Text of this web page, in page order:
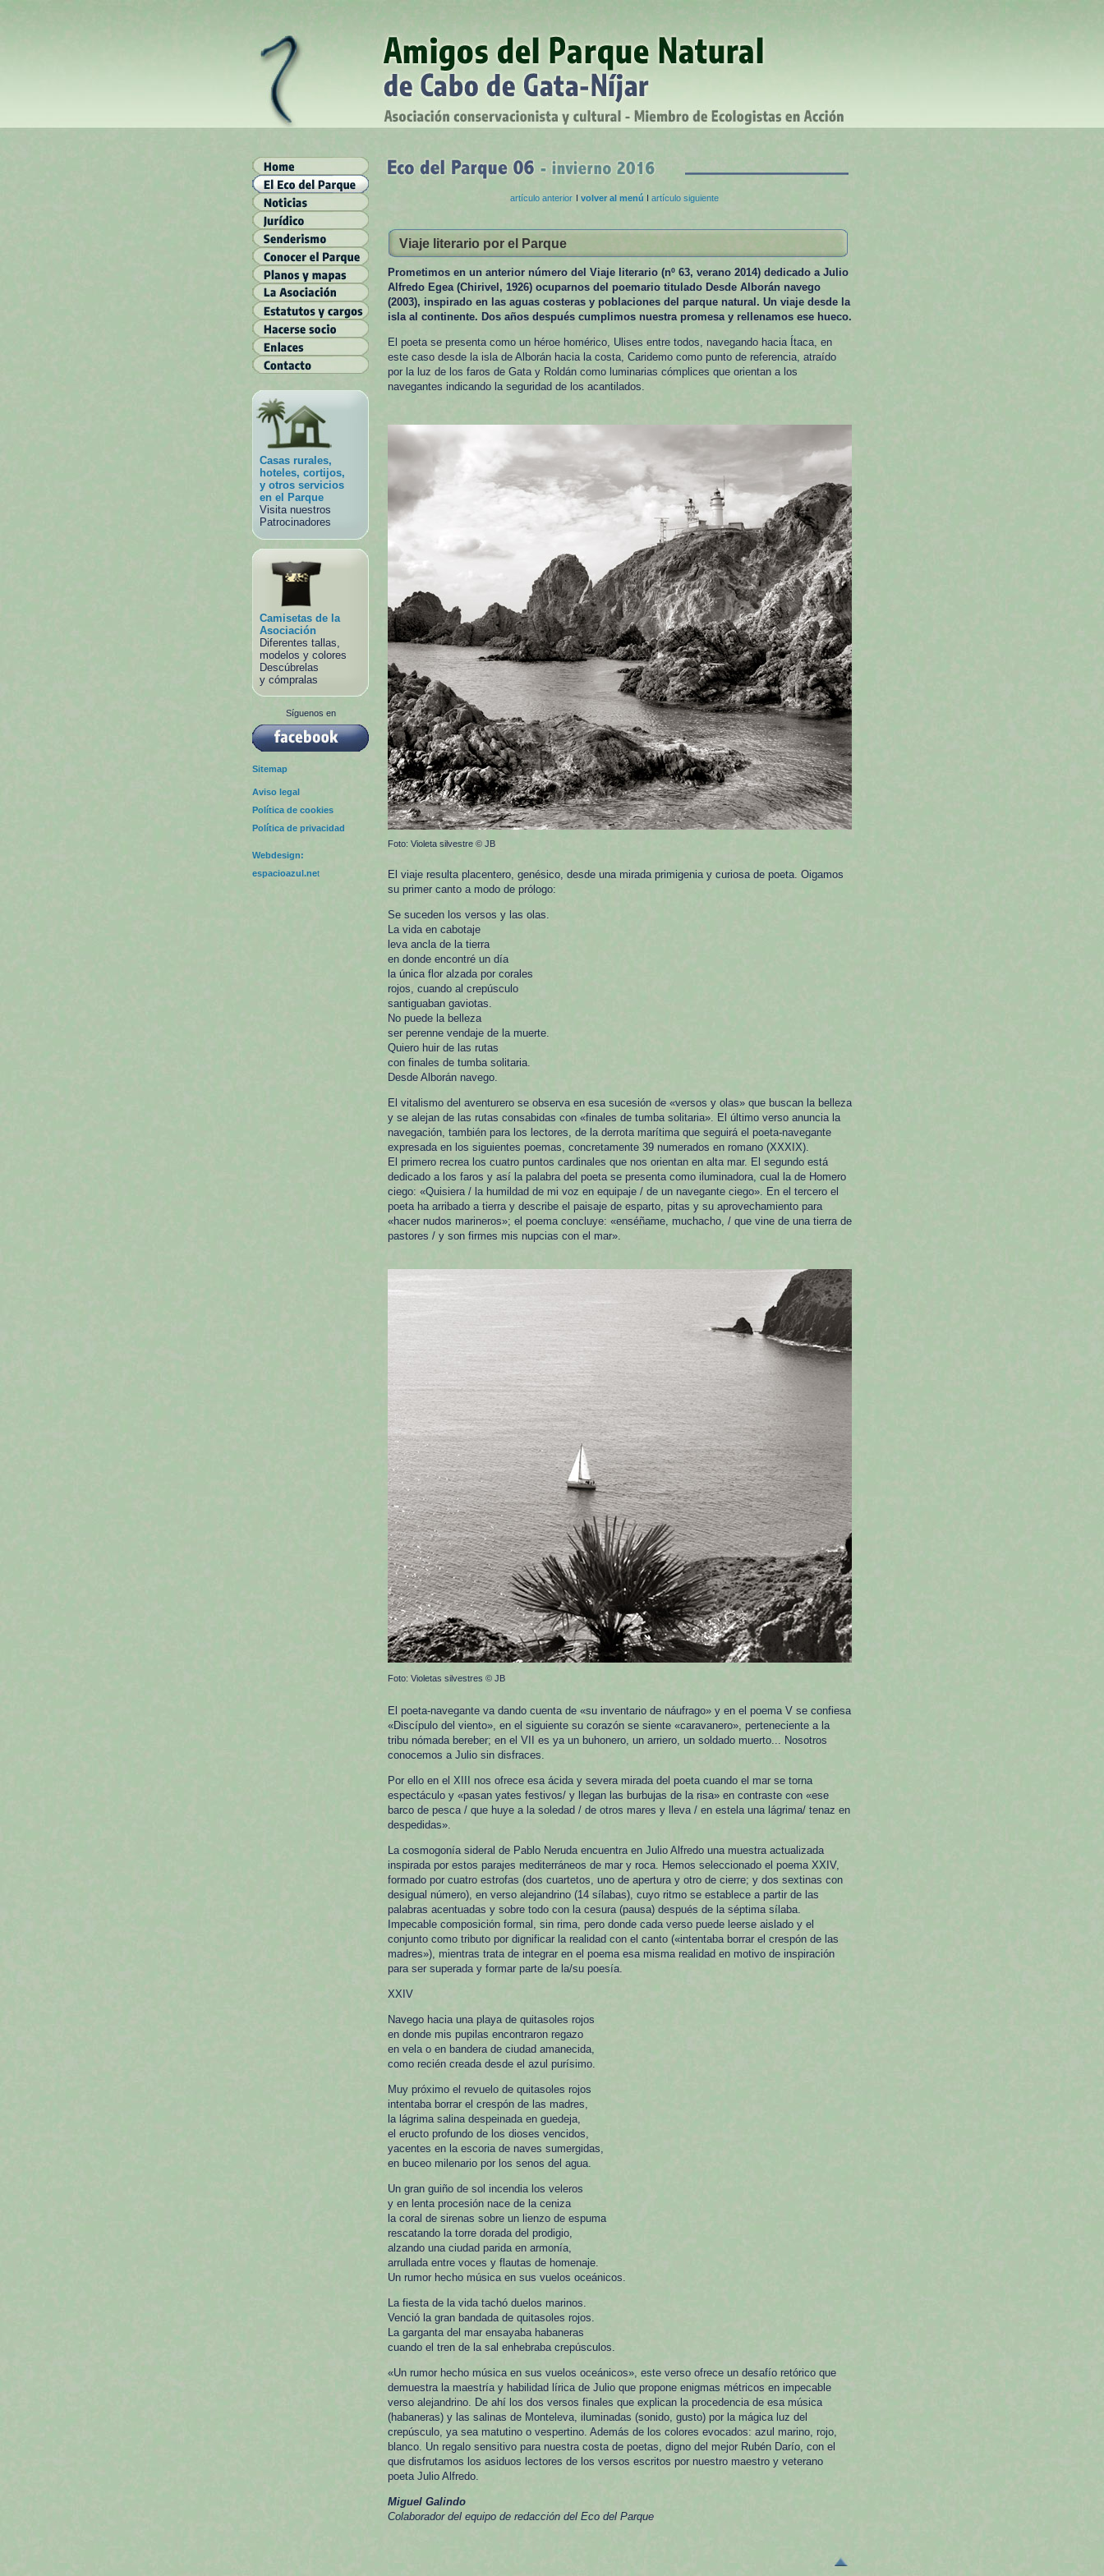
Casas rurales,
hoteles, cortijos,
y otros servicios
en el Parque
Visita nuestros
Patrocinadores
Camisetas de la
Asociación
Diferentes tallas,
modelos y colores
Descúbrelas
y cómpralas
Síguenos en
Sitemap
Aviso legal
Política de cookies
Política de privacidad
Webdesign:
espacioazul.net
artículo anterior I volver al menú I artículo siguiente
Viaje literario por el Parque
Prometimos en un anterior número del Viaje literario (nº 63, verano 2014) dedicado a Julio
Alfredo Egea (Chirivel, 1926) ocuparnos del poemario titulado Desde Alborán navego
(2003), inspirado en las aguas costeras y poblaciones del parque natural. Un viaje desde la
isla al continente. Dos años después cumplimos nuestra promesa y rellenamos ese hueco.
El poeta se presenta como un héroe homérico, Ulises entre todos, navegando hacia Ítaca, en
este caso desde la isla de Alborán hacia la costa, Caridemo como punto de referencia, atraído
por la luz de los faros de Gata y Roldán como luminarias cómplices que orientan a los
navegantes indicando la seguridad de los acantilados.
Foto: Violeta silvestre © JB
El viaje resulta placentero, genésico, desde una mirada primigenia y curiosa de poeta. Oigamos
su primer canto a modo de prólogo:
Se suceden los versos y las olas.
La vida en cabotaje
leva ancla de la tierra
en donde encontré un día
la única flor alzada por corales
rojos, cuando al crepúsculo
santiguaban gaviotas.
No puede la belleza
ser perenne vendaje de la muerte.
Quiero huir de las rutas
con finales de tumba solitaria.
Desde Alborán navego.
El vitalismo del aventurero se observa en esa sucesión de «versos y olas» que buscan la belleza
y se alejan de las rutas consabidas con «finales de tumba solitaria». El último verso anuncia la
navegación, también para los lectores, de la derrota marítima que seguirá el poeta-navegante
expresada en los siguientes poemas, concretamente 39 numerados en romano (XXXIX).
El primero recrea los cuatro puntos cardinales que nos orientan en alta mar. El segundo está
dedicado a los faros y así la palabra del poeta se presenta como iluminadora, cual la de Homero
ciego: «Quisiera / la humildad de mi voz en equipaje / de un navegante ciego». En el tercero el
poeta ha arribado a tierra y describe el paisaje de esparto, pitas y su aprovechamiento para
«hacer nudos marineros»; el poema concluye: «enséñame, muchacho, / que vine de una tierra de
pastores / y son firmes mis nupcias con el mar».
Foto: Violetas silvestres © JB
El poeta-navegante va dando cuenta de «su inventario de náufrago» y en el poema V se confiesa
«Discípulo del viento», en el siguiente su corazón se siente «caravanero», perteneciente a la
tribu nómada bereber; en el VII es ya un buhonero, un arriero, un soldado muerto... Nosotros
conocemos a Julio sin disfraces.
Por ello en el XIII nos ofrece esa ácida y severa mirada del poeta cuando el mar se torna
espectáculo y «pasan yates festivos/ y llegan las burbujas de la risa» en contraste con «ese
barco de pesca / que huye a la soledad / de otros mares y lleva / en estela una lágrima/ tenaz en
despedidas».
La cosmogonía sideral de Pablo Neruda encuentra en Julio Alfredo una muestra actualizada
inspirada por estos parajes mediterráneos de mar y roca. Hemos seleccionado el poema XXIV,
formado por cuatro estrofas (dos cuartetos, uno de apertura y otro de cierre; y dos sextinas con
desigual número), en verso alejandrino (14 sílabas), cuyo ritmo se establece a partir de las
palabras acentuadas y sobre todo con la cesura (pausa) después de la séptima sílaba.
Impecable composición formal, sin rima, pero donde cada verso puede leerse aislado y el
conjunto como tributo por dignificar la realidad con el canto («intentaba borrar el crespón de las
madres»), mientras trata de integrar en el poema esa misma realidad en motivo de inspiración
para ser superada y formar parte de la/su poesía.
XXIV
Navego hacia una playa de quitasoles rojos
en donde mis pupilas encontraron regazo
en vela o en bandera de ciudad amanecida,
como recién creada desde el azul purísimo.
Muy próximo el revuelo de quitasoles rojos
intentaba borrar el crespón de las madres,
la lágrima salina despeinada en guedeja,
el eructo profundo de los dioses vencidos,
yacentes en la escoria de naves sumergidas,
en buceo milenario por los senos del agua.
Un gran guiño de sol incendia los veleros
y en lenta procesión nace de la ceniza
la coral de sirenas sobre un lienzo de espuma
rescatando la torre dorada del prodigio,
alzando una ciudad parida en armonía,
arrullada entre voces y flautas de homenaje.
Un rumor hecho música en sus vuelos oceánicos.
La fiesta de la vida tachó duelos marinos.
Venció la gran bandada de quitasoles rojos.
La garganta del mar ensayaba habaneras
cuando el tren de la sal enhebraba crepúsculos.
«Un rumor hecho música en sus vuelos oceánicos», este verso ofrece un desafío retórico que
demuestra la maestría y habilidad lírica de Julio que propone enigmas métricos en impecable
verso alejandrino. De ahí los dos versos finales que explican la procedencia de esa música
(habaneras) y las salinas de Monteleva, iluminadas (sonido, gusto) por la mágica luz del
crepúsculo, ya sea matutino o vespertino. Además de los colores evocados: azul marino, rojo,
blanco. Un regalo sensitivo para nuestra costa de poetas, digno del mejor Rubén Darío, con el
que disfrutamos los asiduos lectores de los versos escritos por nuestro maestro y veterano
poeta Julio Alfredo.
Miguel Galindo
Colaborador del equipo de redacción del Eco del Parque